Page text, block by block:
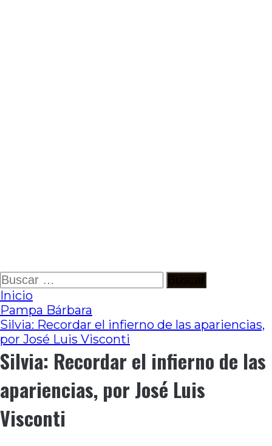
Ir
al
contenido
Buscar:
Inicio
Pampa Bárbara
Silvia: Recordar el infierno de las apariencias,
por José Luis Visconti
Silvia: Recordar el infierno de las
apariencias, por José Luis
Visconti